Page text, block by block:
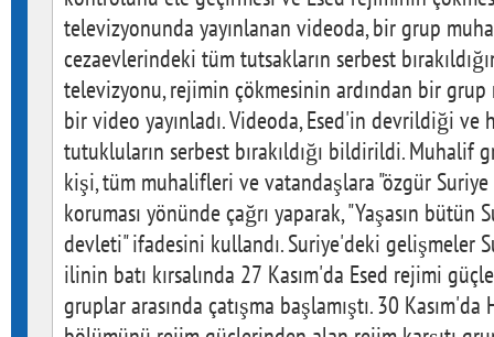
televizyonunda yayınlanan videoda, bir grup
cezaevlerindeki tüm tutsakların serbest
televizyonu, rejimin çökmesinin ardından bir grup
bir video yayınladı. Videoda, Esed'in devrildiği
tutukluların serbest bırakıldığı bildirildi. Muhalif
kişi, tüm muhalifleri ve vatandaşlara "özgür
koruması yönünde çağrı yaparak, "Yaşasın
devleti" ifadesini kullandı. Suriye'deki gelişmeler
ilinin batı kırsalında 27 Kasım'da Esed rejimi
gruplar arasında çatışma başlamıştı. 30